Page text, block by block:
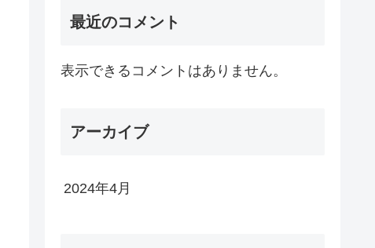
最近のコメント
表示できるコメントはありません。
アーカイブ
2024年4月